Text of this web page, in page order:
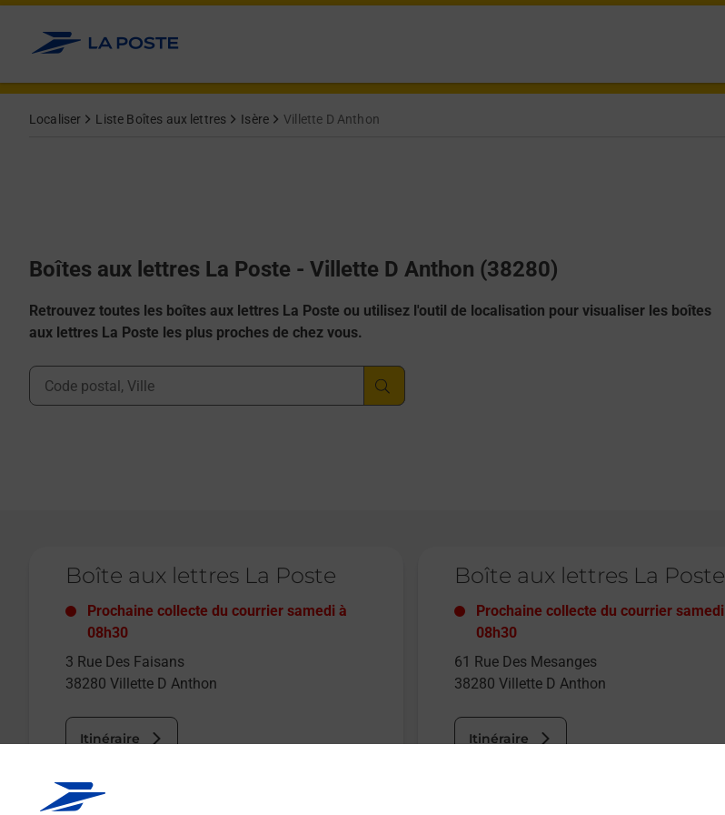
Allez au contenu
Localiser Liste Boîtes aux lettres Isère Villette D Anthon
Boîtes aux lettres La Poste - Villette D Anthon (38280)
Retrouvez toutes les boîtes aux lettres La Poste ou utilisez l'outil de localisation pour visualiser les boîtes
aux lettres La Poste les plus proches de chez vous.
Ville, Département, Code Postal
Boîte aux lettres La Poste
Prochaine collecte du courrier samedi à
08h30
3 Rue Des Faisans
38280 Villette D Anthon
Itinéraire
Boîte aux lettres La Poste
Prochaine collecte du courrier samedi
08h30
61 Rue Des Mesanges
38280 Villette D Anthon
Itinéraire